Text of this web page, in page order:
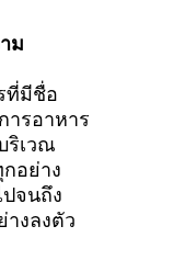
ม
ที่มีชื่อ
ารอาหาร
ริเวณ
อย่าง
จนถึง
างลงตัว